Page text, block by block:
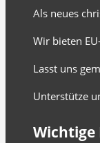
Als neues
Wir bieten
Lasst uns
Unterstütze
Wichtige